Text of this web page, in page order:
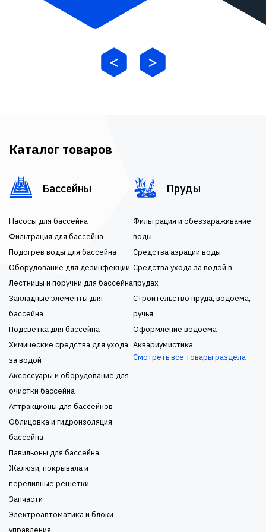
Каталог товаров
Бассейны
Насосы для бассейна
Фильтрация для бассейна
Подогрев воды для бассейна
Оборудование для дезинфекции
Лестницы и поручни для бассейна
Закладные элементы для
бассейна
Подсветка для бассейна
Химические средства для ухода
за водой
Аксессуары и оборудование для
очистки бассейна
Аттракционы для бассейнов
Облицовка и гидроизоляция
бассейна
Павильоны для бассейна
Жалюзи, покрывала и
переливные решетки
Запчасти
Электроавтоматика и блоки
управления
Пруды
Фильтрация и обеззараживание
воды
Средства аэрации воды
Средства ухода за водой в
прудах
Строительство пруда, водоема,
ручья
Оформление водоема
Аквариумистика
Смотреть все товары раздела